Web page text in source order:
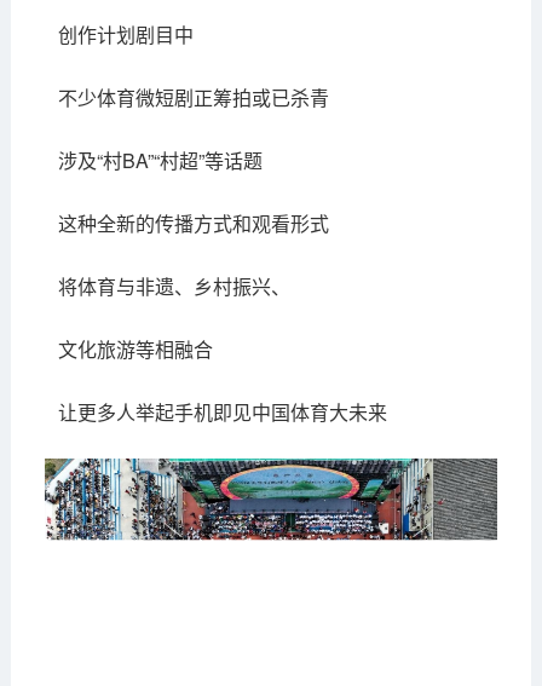
创作计划剧目中
不少体育微短剧正筹拍或已杀青
涉及“村BA”“村超”等话题
这种全新的传播方式和观看形式
将体育与非遗、乡村振兴、
文化旅游等相融合
让更多人举起手机即见中国体育大未来